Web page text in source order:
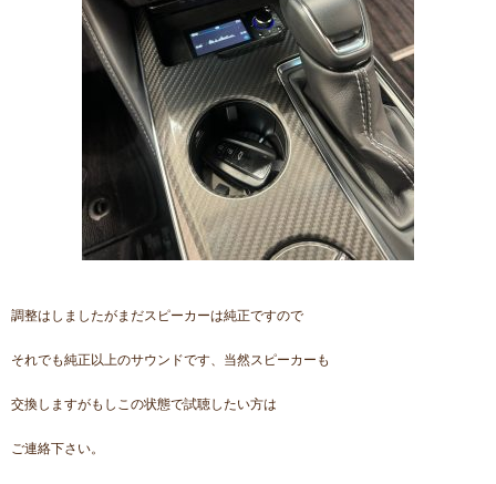
調整はしましたがまだスピーカーは純正ですので
それでも純正以上のサウンドです、当然スピーカーも
交換しますがもしこの状態で試聴したい方は
ご連絡下さい。